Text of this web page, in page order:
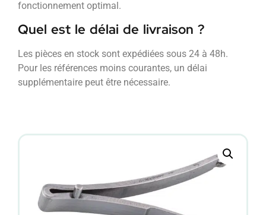
fonctionnement optimal.
Quel est le délai de livraison ?
Les pièces en stock sont expédiées sous 24 à 48h.
Pour les références moins courantes, un délai
supplémentaire peut être nécessaire.